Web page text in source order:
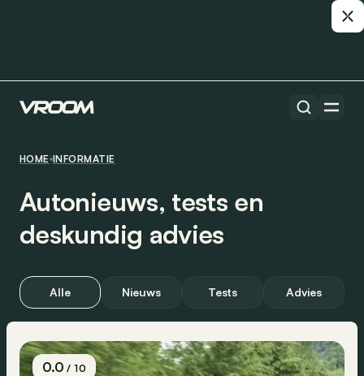
HOME INFORMATIE
Autonieuws, tests en
deskundig advies
Alle Nieuws Tests Advies
0.0/ 10